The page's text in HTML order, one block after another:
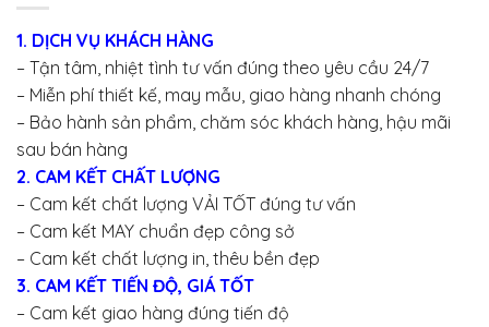
1. DỊCH VỤ KHÁCH HÀNG
– Tận tâm, nhiệt tình tư vấn đúng theo yêu cầu 24/7
– Miễn phí thiết kế, may mẫu, giao hàng nhanh chóng
– Bảo hành sản phẩm, chăm sóc khách hàng, hậu mãi
sau bán hàng
2. CAM KẾT CHẤT LƯỢNG
– Cam kết chất lượng VẢI TỐT đúng tư vấn
– Cam kết MAY chuẩn đẹp công sở
– Cam kết chất lượng in, thêu bền đẹp
3. CAM KẾT TIẾN ĐỘ, GIÁ TỐT
– Cam kết giao hàng đúng tiến độ